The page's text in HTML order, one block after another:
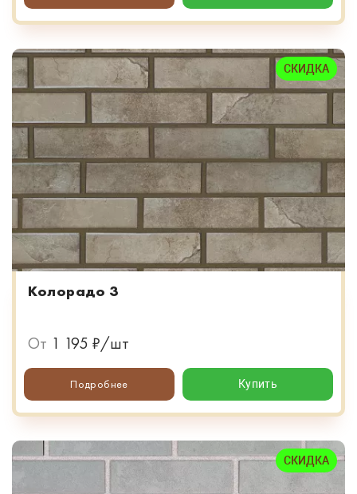
СКИДКА
Колорадо 3
От 1 195 ₽/шт
Подробнее Купить
СКИДКА